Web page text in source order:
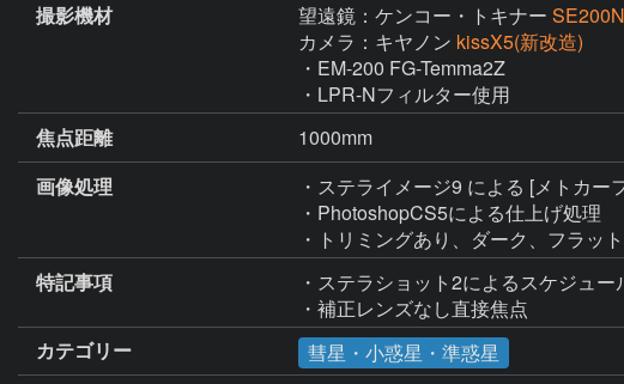
撮影機材
望遠鏡：ケンコー・トキナー SE200N
カメラ：キヤノン kissX5(新改造)
・EM-200 FG-Temma2Z
・LPR-Nフィルター使用
焦点距離
1000mm
画像処理
・ステライメージ9 による [メトカ
・PhotoshopCS5による仕上げ処理
・トリミングあり、ダーク、フラッ
特記事項
・ステラショット2によるスケジュー
・補正レンズなし直接焦点
カテゴリー
彗星・小惑星・準惑星